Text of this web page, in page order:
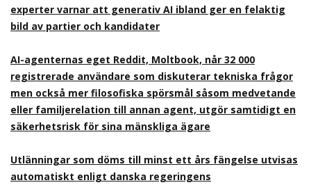
experter varnar att generativ AI ibland ger en felaktig
bild av partier och kandidater
AI-agenternas eget Reddit, Moltbook, når 32 000
registrerade användare som diskuterar tekniska frågor
men också mer filosofiska spörsmål såsom medvetande
eller familjerelation till annan agent, utgör samtidigt en
säkerhetsrisk för sina mänskliga ägare
Utlänningar som döms till minst ett års fängelse utvisas
automatiskt enligt danska regeringens